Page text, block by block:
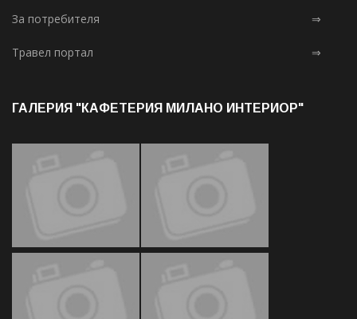
За потребителя ⇒
Травел портал ⇒
ГАЛЕРИЯ "КАФЕТЕРИЯ МИЛАНО ИНТЕРИОР"